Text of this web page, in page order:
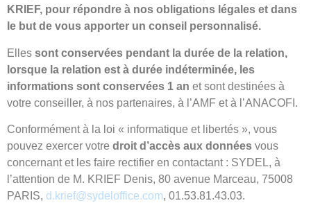
KRIEF, pour répondre à nos obligations légales et dans
le but de vous apporter un conseil personnalisé.
Elles sont conservées pendant la durée de la relation,
lorsque la relation est à durée indéterminée, les
informations sont conservées 1 an et sont destinées à
votre conseiller, à nos partenaires, à l’AMF et à l’ANACOFI.
Conformément à la loi « informatique et libertés », vous
pouvez exercer votre droit d’accès aux données vous
concernant et les faire rectifier en contactant : SYDEL, à
l’attention de M. KRIEF Denis, 80 avenue Marceau, 75008
PARIS, d.krief@sydeloffice.com, 01.53.81.43.03.